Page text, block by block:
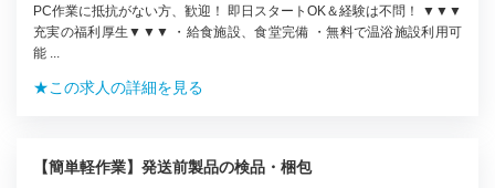
PC作業に抵抗がない方、歓迎！ 即日スタートOK＆経験は不問！ ▼▼▼
充実の福利厚生▼▼▼ ・給食施設、食堂完備 ・無料で温浴施設利用可
能 ...
★この求人の詳細を見る
【簡単軽作業】発送前製品の検品・梱包